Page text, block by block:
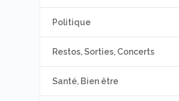
Politique
Restos, Sorties, Concerts
Santé, Bien être